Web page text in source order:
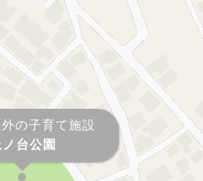
の子育て施設
台公園